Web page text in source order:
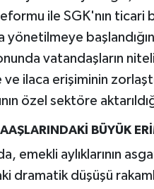
ile SGK'nın ticari
yönetilmeye
vatandaşların
ilaca erişiminin
özel sektöre
BÜYÜK
emekli aylıklarının
dramatik düşüşü